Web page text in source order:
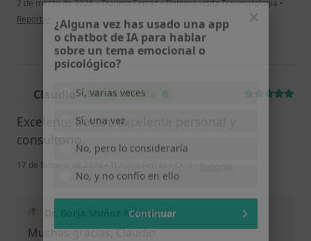
2 de marzo de 2026•Trauma Ferraz•Primera visita Traumatología •
en opinión del usuario D.H.
Reportar
Claudio Cita verificada
Excelente doctor, excelente personal y
consultorio.
17 de febrero de 2026
Dr. Borja Muñoz Niharra
Muchas gracias, Claudio
¿Alguna vez has usado una app
o chatbot de IA para hablar
sobre un tema emocional o
psicológico?
Sí, varias veces
Sí, una vez
No, pero lo consideraría
No, y no confío en ello
Continuar